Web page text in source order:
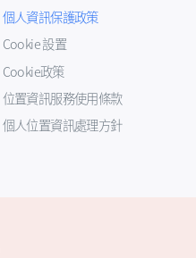
個人資訊保護政策
Cookie 設置
Cookie政策
位置資訊服務使用條款
個人位置資訊處理方針